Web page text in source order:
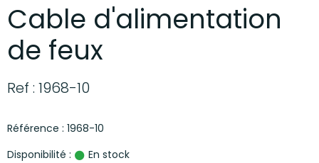
Cable d'alimentation
de feux
Ref : 1968-10
Référence : 1968-10
Disponibilité :
En stock